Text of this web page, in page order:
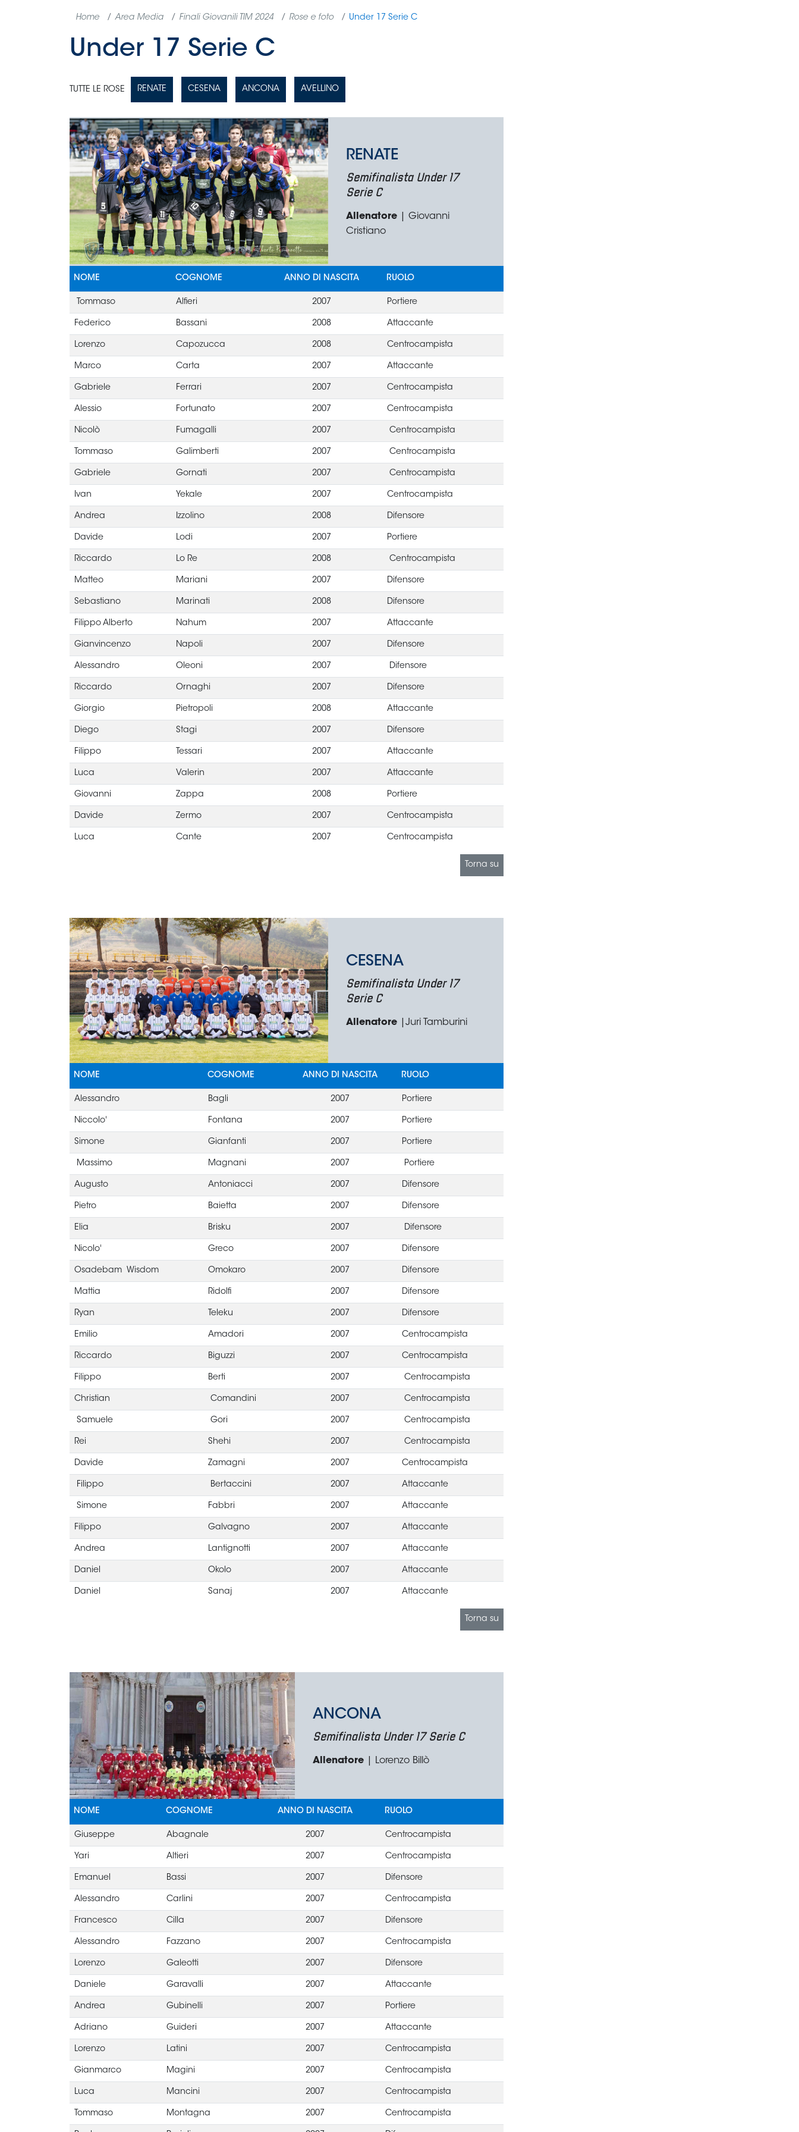
Home Area Media Finali Giovanili TIM 2024 Rose e foto Under 17 Serie C
Under 17 Serie C
TUTTE LE ROSE RENATE CESENA ANCONA AVELLINO
RENATE
Semifinalista Under 17
Serie C
Allenatore| Giovanni
Cristiano
NOME COGNOME ANNO DI NASCITA RUOLO
Tommaso Alfieri 2007 Portiere
Federico Bassani 2008 Attaccante
Lorenzo Capozucca 2008 Centrocampista
Marco Carta 2007 Attaccante
Gabriele Ferrari 2007 Centrocampista
Alessio Fortunato 2007 Centrocampista
Nicolò Fumagalli 2007 Centrocampista
Tommaso Galimberti 2007 Centrocampista
Gabriele Gornati 2007 Centrocampista
Ivan Yekale 2007 Centrocampista
Andrea Izzolino 2008 Difensore
Davide Lodi 2007 Portiere
Riccardo Lo Re 2008 Centrocampista
Matteo Mariani 2007 Difensore
Sebastiano Marinati 2008 Difensore
Filippo Alberto Nahum 2007 Attaccante
Gianvincenzo Napoli 2007 Difensore
Alessandro Oleoni 2007 Difensore
Riccardo Ornaghi 2007 Difensore
Giorgio Pietropoli 2008 Attaccante
Diego Stagi 2007 Difensore
Filippo Tessari 2007 Attaccante
Luca Valerin 2007 Attaccante
Giovanni Zappa 2008 Portiere
Davide Zermo 2007 Centrocampista
Luca Cante 2007 Centrocampista
Torna su
CESENA
Semifinalista Under 17
Serie C
Allenatore|Juri Tamburini
NOME COGNOME ANNO DI NASCITA RUOLO
Alessandro Bagli 2007 Portiere
Niccolo' Fontana 2007 Portiere
Simone Gianfanti 2007 Portiere
Massimo Magnani 2007 Portiere
Augusto Antoniacci 2007 Difensore
Pietro Baietta 2007 Difensore
Elia Brisku 2007 Difensore
Nicolo' Greco 2007 Difensore
Osadebam Wisdom Omokaro 2007 Difensore
Mattia Ridolfi 2007 Difensore
Ryan Teleku 2007 Difensore
Emilio Amadori 2007 Centrocampista
Riccardo Biguzzi 2007 Centrocampista
Filippo Berti 2007 Centrocampista
Christian Comandini 2007 Centrocampista
Samuele Gori 2007 Centrocampista
Rei Shehi 2007 Centrocampista
Davide Zamagni 2007 Centrocampista
Filippo Bertaccini 2007 Attaccante
Simone Fabbri 2007 Attaccante
Filippo Galvagno 2007 Attaccante
Andrea Lantignotti 2007 Attaccante
Daniel Okolo 2007 Attaccante
Daniel Sanaj 2007 Attaccante
Torna su
ANCONA
Semifinalista Under 17 Serie C
Allenatore | Lorenzo Billò
NOME COGNOME ANNO DI NASCITA RUOLO
Giuseppe Abagnale 2007 Centrocampista
Yari Altieri 2007 Centrocampista
Emanuel Bassi 2007 Difensore
Alessandro Carlini 2007 Centrocampista
Francesco Cilla 2007 Difensore
Alessandro Fazzano 2007 Centrocampista
Lorenzo Galeotti 2007 Difensore
Daniele Garavalli 2007 Attaccante
Andrea Gubinelli 2007 Portiere
Adriano Guideri 2007 Attaccante
Lorenzo Latini 2007 Centrocampista
Gianmarco Magini 2007 Centrocampista
Luca Mancini 2007 Centrocampista
Tommaso Montagna 2007 Centrocampista